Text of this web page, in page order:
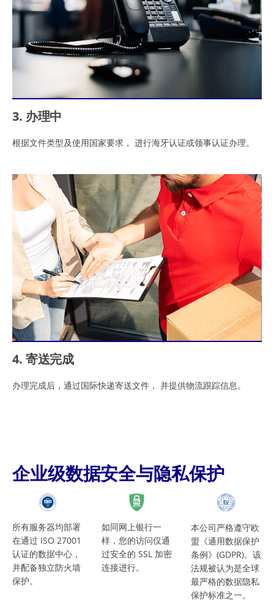
3. 办理中
根据文件类型及使用国家要求， 进行海牙认证或领事认证办理。
4. 寄送完成
办理完成后，通过国际快递寄送文件， 并提供物流跟踪信息。
企业级数据安全与隐私保护
所有服务器均部署
在通过 ISO 27001
认证的数据中心，
并配备独立防火墙
保护。
如同网上银行一
样，您的访问仅通
过安全的 SSL 加密
连接进行。
本公司严格遵守欧
盟《通用数据保护
条例》(GDPR)。该
法规被认为是全球
最严格的数据隐私
保护标准之一。